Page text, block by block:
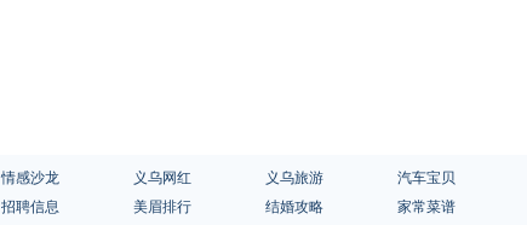
情感沙龙 义乌网红 义乌旅游 汽车宝贝
招聘信息 美眉排行 结婚攻略 家常菜谱